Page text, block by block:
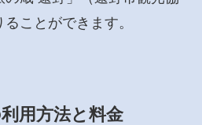
ことができます。
用方法と料金